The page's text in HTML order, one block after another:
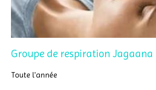
Groupe de respiration Jagaana
Toute l'année